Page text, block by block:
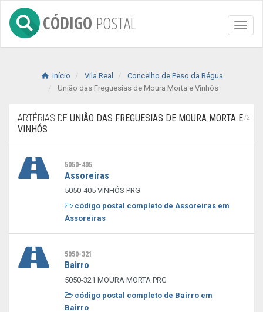
Toggle
CÓDIGO POSTAL
Início Vila Real
Concelho de Peso da Régua
União das Freguesias de Moura Morta e Vinhós
ARTÉRIAS DE UNIÃO DAS FREGUESIAS DE MOURA MORTA E
VINHÓS
1/2
5050-405
Assoreiras
5050-405 VINHÓS PRG
código postal completo de Assoreiras em
Assoreiras
5050-321
Bairro
5050-321 MOURA MORTA PRG
código postal completo de Bairro em
Bairro